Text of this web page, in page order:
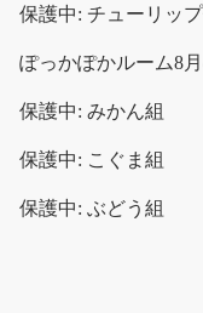
保護中: チューリッ
ぽっかぽかルーム8
保護中: みかん組
保護中: こぐま組
保護中: ぶどう組